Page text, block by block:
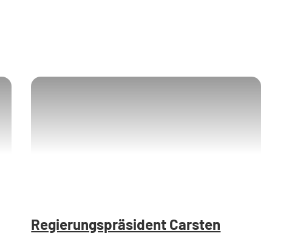
Regierungspräsident Carsten